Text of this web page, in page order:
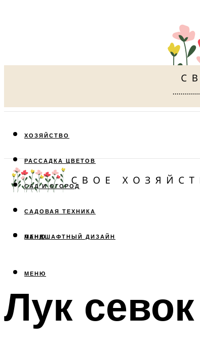
ХОЗЯЙСТВО
РАССАДКА ЦВЕТОВ
САД И ОГОРОД
САДОВАЯ ТЕХНИКА
ЛАНДШАФТНЫЙ ДИЗАЙН
МЕНЮ
МЕНЮ
Лук